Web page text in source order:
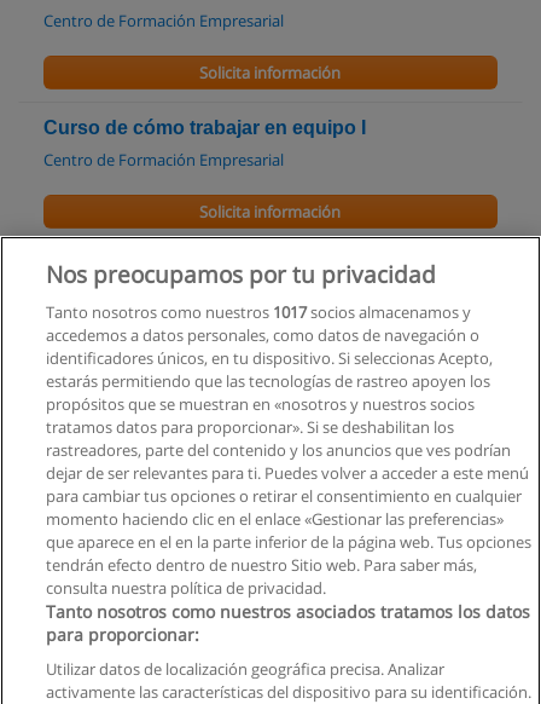
Centro de Formación Empresarial
Solicita información
Curso de cómo trabajar en equipo I
Centro de Formación Empresarial
Solicita información
Curso de La Inteligencia Emocional Aplicado en
la Empresa
Centro de Formación Empresarial
Solicita información
Curso de Nuevas Tendencias
Centro de Capacitación Cormark
Solicita información
Privacidad de datos
Nos preocupamos por tu privacidad
Tanto nosotros como nuestros 1017socios almacenamos y
accedemos a datos personales, como datos de navegación o
identificadores únicos, en tu dispositivo. Si seleccionas Acepto,
estarás permitiendo que las tecnologías de rastreo apoyen los
propósitos que se muestran en «nosotros y nuestros socios
tratamos datos para proporcionar». Si se deshabilitan los
rastreadores, parte del contenido y los anuncios que ves podrían
dejar de ser relevantes para ti. Puedes volver a acceder a este menú
para cambiar tus opciones o retirar el consentimiento en cualquier
momento haciendo clic en el enlace «Gestionar las preferencias»
que aparece en el en la parte inferior de la página web. Tus opciones
tendrán efecto dentro de nuestro Sitio web. Para saber más,
consulta nuestra política de privacidad.
Tanto nosotros como nuestros asociados tratamos los datos
para proporcionar:
Utilizar datos de localización geográfica precisa. Analizar
activamente las características del dispositivo para su identificación.